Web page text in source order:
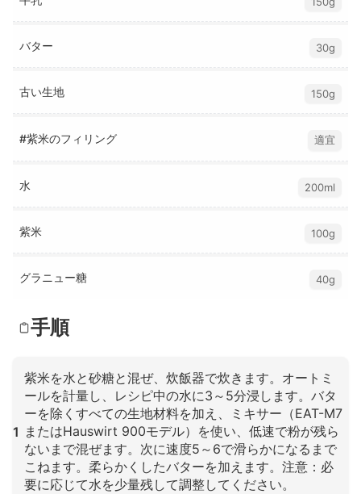
バター 30g
古い生地 150g
#紫米のフィリング 適宜
水 200ml
紫米 100g
グラニュー糖 40g
手順
1
紫米を水と砂糖と混ぜ、炊飯器で炊きます。オートミ
ールを計量し、レシピ中の水に3～5分浸します。バタ
ーを除くすべての生地材料を加え、ミキサー（EAT-M7
またはHauswirt 900モデル）を使い、低速で粉が残ら
ないまで混ぜます。次に速度5～6で滑らかになるまで
こねます。柔らかくしたバターを加えます。注意：必
要に応じて水を少量残して調整してください。